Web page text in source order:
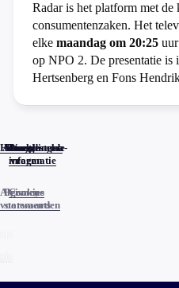
Radar is het platform met
consumentenzaken. Het
elke maandag om 20:25
op NPO 2. De presentatie is
Hertsenberg en Fons
Home
Actueel
Uitzendingen
Reacties
Programma-
informatie
Veelgestelde
vragen
Algemene
voorwaarden
Privacy
statements
Cookies